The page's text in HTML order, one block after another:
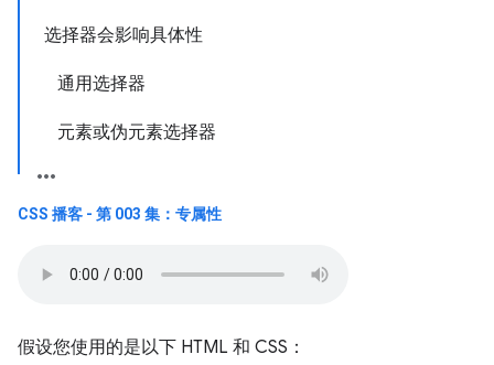
选择器会影响具体性
通用选择器
元素或伪元素选择器
CSS 播客 - 第 003 集：专属性
假设您使用的是以下 HTML 和 CSS：